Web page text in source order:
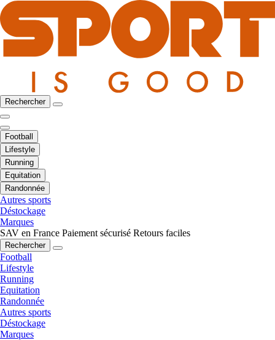
Rechercher
Football
Lifestyle
Running
Equitation
Randonnée
Autres sports
Déstockage
Marques
SAV en France Paiement sécurisé Retours faciles
Rechercher
Football
Lifestyle
Running
Equitation
Randonnée
Autres sports
Déstockage
Marques